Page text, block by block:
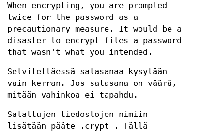
When encrypting, you are prompted
twice for the password as a
precautionary measure. It would be a
disaster to encrypt files a password
that wasn't what you intended.
Selvitettäessä salasanaa kysytään
vain kerran. Jos salasana on väärä,
mitään vahinkoa ei tapahdu.
Salattujen tiedostojen nimiin
lisätään pääte .crypt . Tällä